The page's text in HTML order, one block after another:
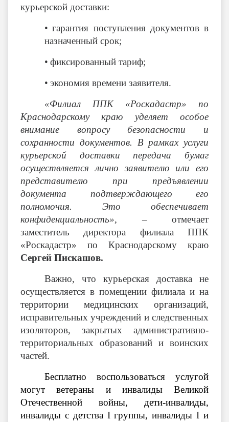
курьерской доставки:
• гарантия поступления документов в
назначенный срок;
• фиксированный тариф;
• экономия времени заявителя.
«Филиал ППК «Роскадастр» по
Краснодарскому краю уделяет особое
внимание вопросу безопасности и
сохранности документов. В рамках услуги
курьерской доставки передача бумаг
осуществляется лично заявителю или его
представителю при предъявлении
документа подтверждающего его
полномочия. Это обеспечивает
конфиденциальность», – отмечает
заместитель директора филиала ППК
«Роскадастр» по Краснодарскому краю
Сергей Пискашов.
Важно, что курьерская доставка не
осуществляется в помещении филиала и на
территории медицинских организаций,
исправительных учреждений и следственных
изоляторов, закрытых административно-
территориальных образований и воинских
частей.
Бесплатно воспользоваться услугой
могут ветераны и инвалиды Великой
Отечественной войны, дети-инвалиды,
инвалиды с детства I группы, инвалиды I и